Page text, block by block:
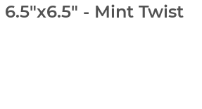
6.5"x6.5" - Mint Twist